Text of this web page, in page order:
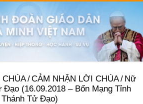
CHÚA/CẢM NHẬN LỜI CHÚA/ Nữ
(16.09.2018 – Bổn Mạng Tỉnh
Tử Đạo)